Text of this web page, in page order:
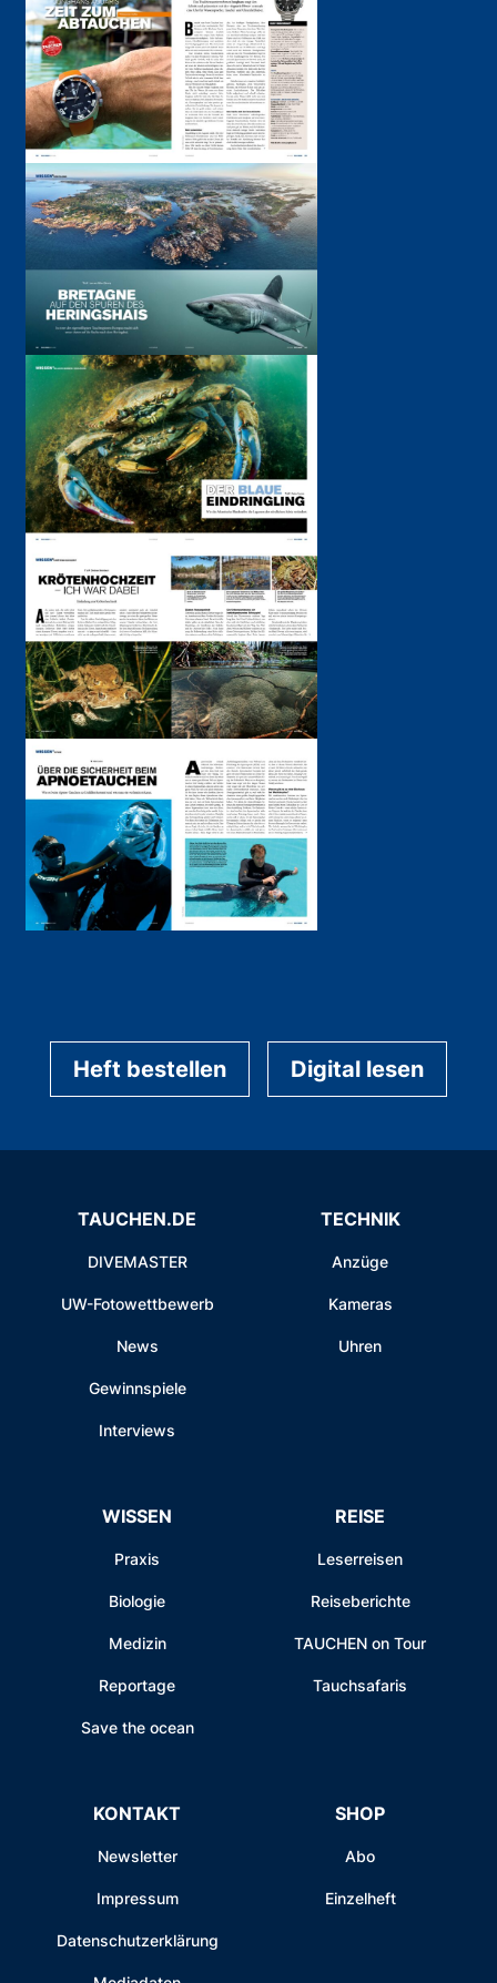
Heft bestellen Digital lesen
TAUCHEN.DE
DIVEMASTER
UW-Fotowettbewerb
News
Gewinnspiele
Interviews
TECHNIK
Anzüge
Kameras
Uhren
WISSEN
Praxis
Biologie
Medizin
Reportage
Save the ocean
REISE
Leserreisen
Reiseberichte
TAUCHEN on Tour
Tauchsafaris
KONTAKT
Newsletter
Impressum
Datenschutzerklärung
SHOP
Abo
Einzelheft